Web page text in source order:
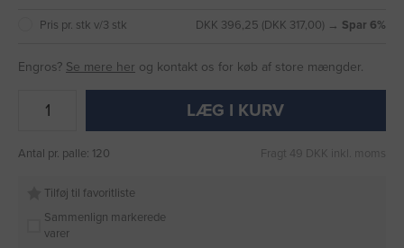
Pris pr. stk v/3 stk DKK 396,25 (DKK 317,00) → Spar 6%
Engros? Se mere her og kontakt os for køb af store mængder.
LÆG I KURV
Antal pr. palle: 120 Fragt 49 DKK inkl. moms
Tilføj til favoritliste
Sammenlign markerede
varer